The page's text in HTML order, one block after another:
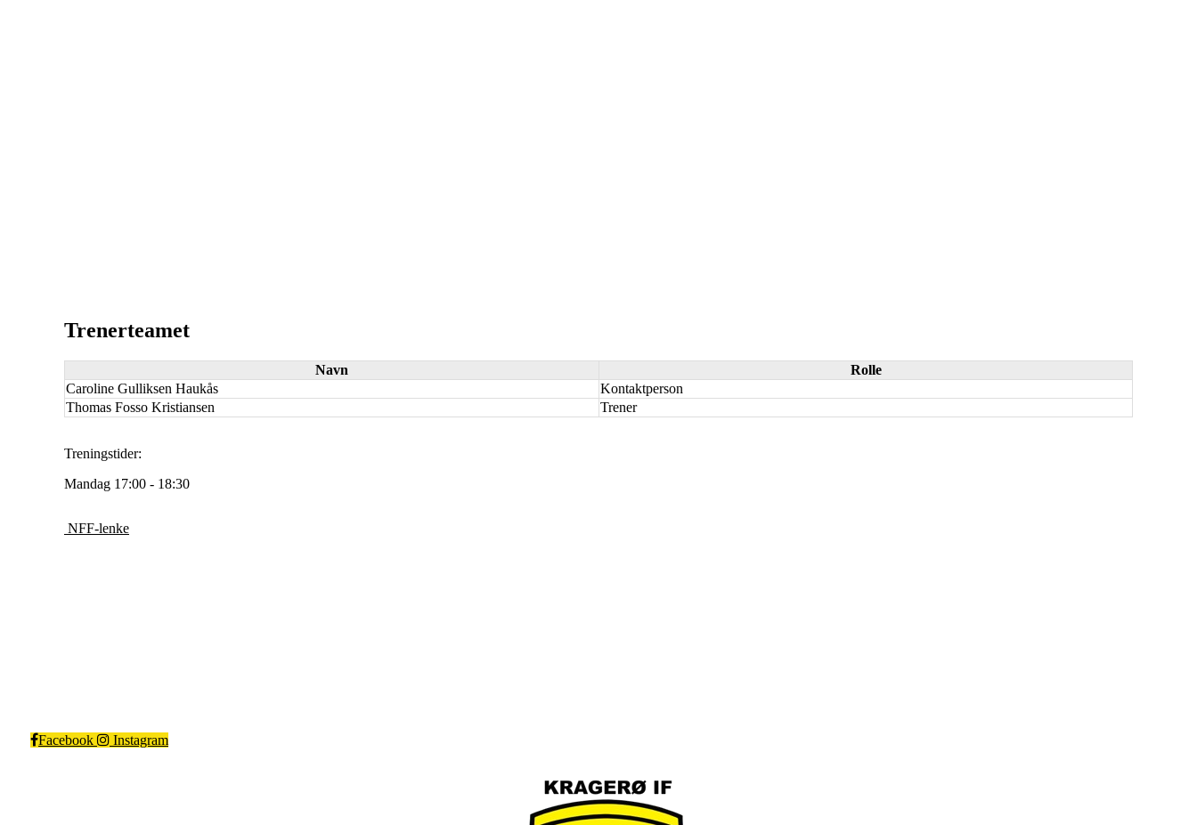
Trenerteamet
Navn
Rolle
Caroline Gulliksen Haukås
Kontaktperson
Thomas Fosso Kristiansen
Trener
Treningstider:
Mandag 17:00 - 18:30
NFF-lenke
Facebook Instagram